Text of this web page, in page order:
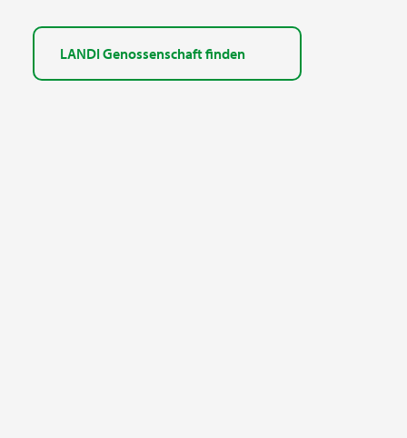
LANDI Genossenschaft finden